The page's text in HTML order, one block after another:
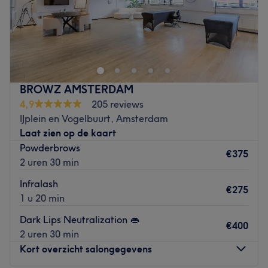
DLNAILS staat voor verzorgde, elegante nagels en een
ontspannen afspraak met persoonlijke aandacht.
vak en oog voor detail creëer ik nagels die perfect bij jou
passen, van naturel en classy tot iets meer uitgesproken.
🔗:https://dlnails.salonized.com/
Go to venue
BROWZ AMSTERDAM
4,9
205 reviews
IJplein en Vogelbuurt, Amsterdam
Laat zien op de kaart
Powderbrows
2 uren 30 min
€375
Infralash
1 u 20 min
€275
Dark Lips Neutralization 👄
2 uren 30 min
€400
Kort overzicht salongegevens